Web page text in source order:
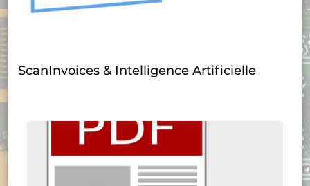
ScanInvoices & Intelligence Artificielle